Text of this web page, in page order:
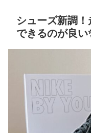
シューズ新調
できるのが良い